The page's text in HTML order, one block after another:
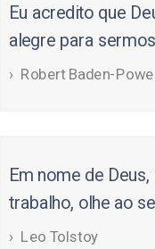
Eu acredito que
alegre para
Robert Baden-
Em nome de
trabalho, olhe ao
Leo Tolstoy